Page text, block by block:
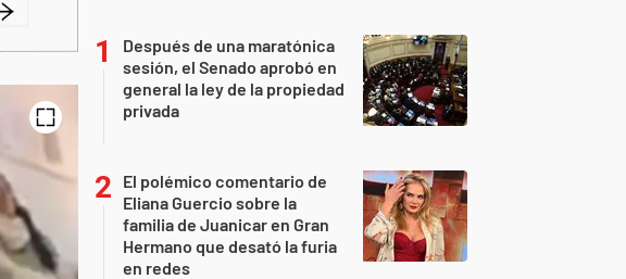
Después de una maratónica
sesión, el Senado aprobó en
general la ley de la propiedad
privada
El polémico comentario de
Eliana Guercio sobre la
familia de Juanicar en Gran
Hermano que desató la furia
en redes